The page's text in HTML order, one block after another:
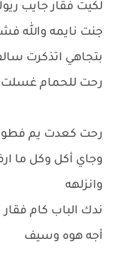
لكيت فقار جايب
جنت نايمه والله
بتجاهي اتذكرت
رحت للحمام غسلت
رحت كعدت يم
وجاي أكل وكل ما
وانزلهه
ندك الباب كام فقار
أجه هوه وسيف